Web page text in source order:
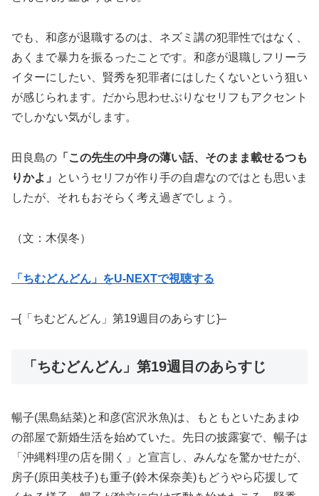
でも、和彦が退職するのは、ネズミ講の犯罪性ではなく、
あくまで暴力を振るったことです。和彦が退職しフリーラ
イターにしたい、賢秀を犯罪者にはしたくないという狙い
が感じられます。だから思わせぶりなセリフもアクセント
でしかない気がします。
田良島の 「この先生の中身の薄い話、そのまま載せるつも
りかよ」
というセリフが作り手の自虐なのではとも思いま
したが、それもおそらく考え過ぎでしょう。
（文：木俣冬）
「ちむどんどん」をU-NEXTで視聴する
–{「ちむどんどん」第19週目のあらすじ}–
「ちむどんどん」第19週目のあらすじ
暢子(黒島結菜)と和彦(宮沢氷魚)は、もともといたあまゆ
の部屋で新婚生活を始めていた。先日の披露宴で、暢子は
「沖縄料理の店を開く」と宣言し、みんなを驚かせたが、
房子(原田美枝子)も重子(鈴木保奈美)もどうやら応援して